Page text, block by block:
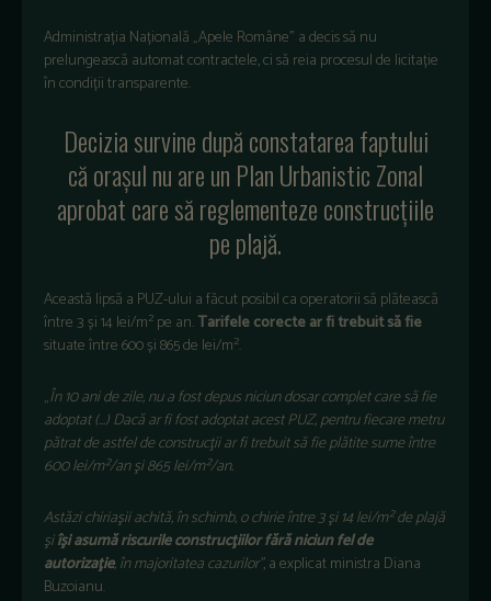
Administrația Națională „Apele Române” a decis să nu
prelungească automat contractele, ci să reia procesul de licitație
în condiții transparente.
Decizia survine după constatarea faptului
că orașul nu are un Plan Urbanistic Zonal
aprobat care să reglementeze construcțiile
pe plajă.
Această lipsă a PUZ-ului a făcut posibil ca operatorii să plătească
între 3 și 14 lei/m² pe an.Tarifele corecte ar fi trebuit să fie
situate între 600 și 865 de lei/m².
„În 10 ani de zile, nu a fost depus niciun dosar complet care să fie
adoptat (…) Dacă ar fi fost adoptat acest PUZ, pentru fiecare metru
pătrat de astfel de construcţii ar fi trebuit să fie plătite sume între
600 lei/m²/an şi 865 lei/m²/an.
Astăzi chiriaşii achită, în schimb, o chirie între 3 şi 14 lei/m² de plajă
şiîşi asumă riscurile construcţiilor fără niciun fel de
autorizaţie, în majoritatea cazurilor”, a explicat ministra Diana
Buzoianu.